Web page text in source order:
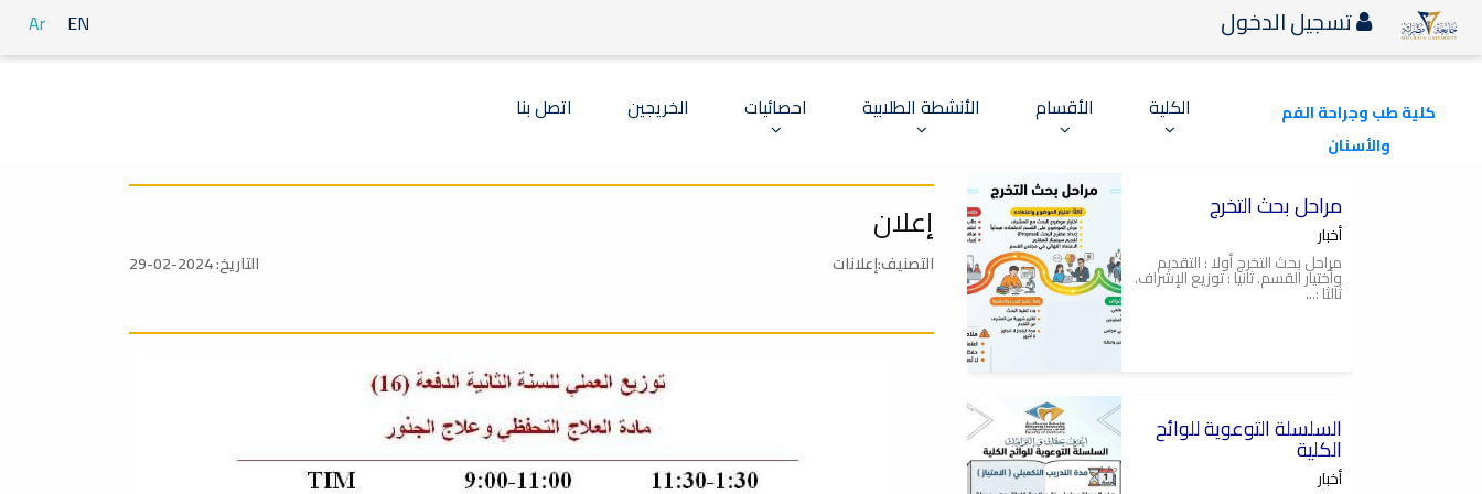
Ar EN تسجيل الدخول
الكلية الأقسام الأنشطة الطلابية احصائيات الخريجين اتصل بنا
كلية طب وجراحة الفم
والأسنان
كلية طب وجراحة الفم
والأسنان جامعة مصراتة
مراحل بحث التخرج
أخبار
مراحل بحث التخرج أولا : التقديم
وأختيار القسم. ثانيا : توزيع الإشراف.
ثالثا :...
كلية طب وجراحة الفم
والاسنان جامعة مصراتة
السلسلة التوعوية للوائح
الكلية
أخبار
إعلان
التصنيف:إعلانات التاريخ: 2024-02-29